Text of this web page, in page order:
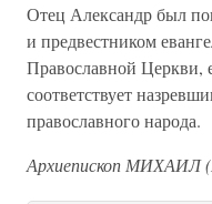
Отец Александр был
и предвестником
Православной Церкви,
соответствует
православного народа.
Архиепископ МИХАИЛ